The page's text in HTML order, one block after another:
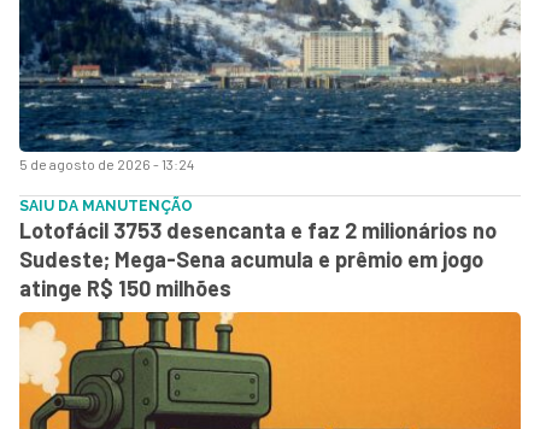
5 de agosto de 2026 - 13:24
SAIU DA MANUTENÇÃO
Lotofácil 3753 desencanta e faz 2 milionários no
Sudeste; Mega-Sena acumula e prêmio em jogo
atinge R$ 150 milhões